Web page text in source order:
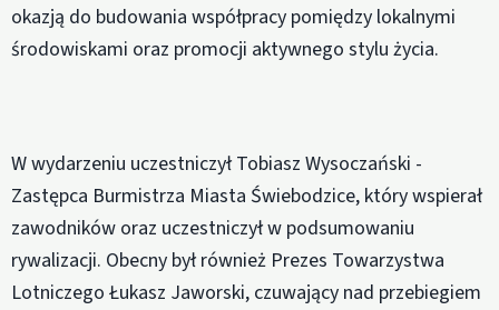
okazją do budowania współpracy pomiędzy lokalnymi
środowiskami oraz promocji aktywnego stylu życia.
W wydarzeniu uczestniczył Tobiasz Wysoczański -
Zastępca Burmistrza Miasta Świebodzice, który wspierał
zawodników oraz uczestniczył w podsumowaniu
rywalizacji. Obecny był również Prezes Towarzystwa
Lotniczego Łukasz Jaworski, czuwający nad przebiegiem